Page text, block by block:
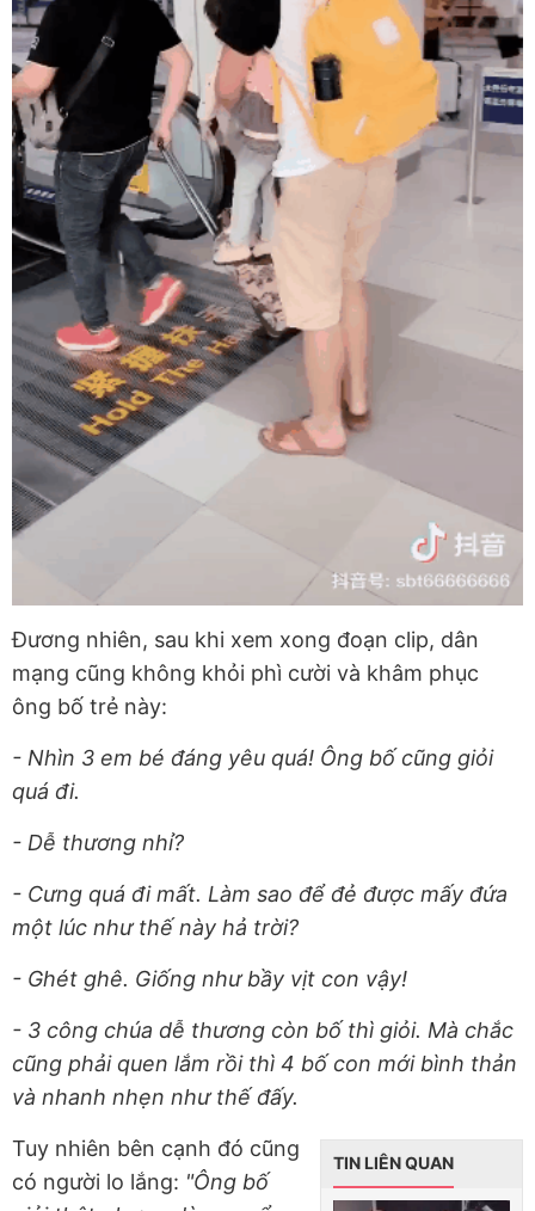
Đương nhiên, sau khi xem xong đoạn clip, dân
mạng cũng không khỏi phì cười và khâm phục
ông bố trẻ này:
- Nhìn 3 em bé đáng yêu quá! Ông bố cũng giỏi
quá đi.
- Dễ thương nhỉ?
- Cưng quá đi mất. Làm sao để đẻ được mấy đứa
một lúc như thế này hả trời?
- Ghét ghê. Giống như bầy vịt con vậy!
- 3 công chúa dễ thương còn bố thì giỏi. Mà chắc
cũng phải quen lắm rồi thì 4 bố con mới bình thản
và nhanh nhẹn như thế đấy.
TIN LIÊN QUAN
Tuy nhiên bên cạnh đó cũng
có người lo lắng: "Ông bố